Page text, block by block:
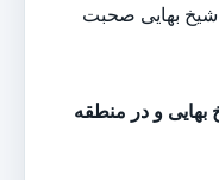
شیخ بهایی صحبت
و در منطقه